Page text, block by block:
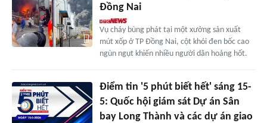
Đồng Nai
Vụ cháy bùng phát tại một xưởng sản xuất
mút xốp ở TP Đồng Nai, cột khói đen bốc cao
ngùn ngụt khiến nhiều người dân hoảng hốt.
Điểm tin '5 phút biết hết' sáng 15-
5: Quốc hội giám sát Dự án Sân
bay Long Thành và các dự án giao